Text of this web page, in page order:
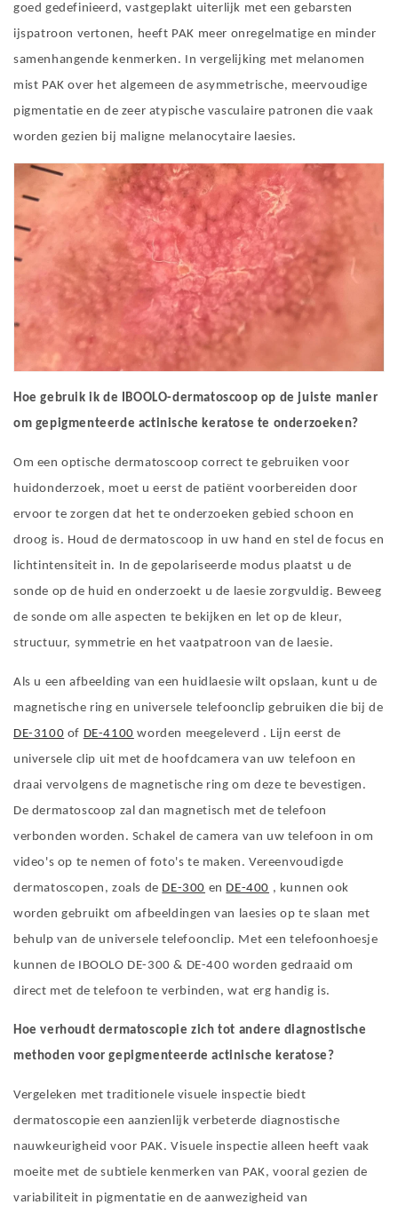
goed gedefinieerd, vastgeplakt uiterlijk met een gebarsten
ijspatroon vertonen, heeft PAK meer onregelmatige en minder
samenhangende kenmerken. In vergelijking met melanomen
mist PAK over het algemeen de asymmetrische, meervoudige
pigmentatie en de zeer atypische vasculaire patronen die vaak
worden gezien bij maligne melanocytaire laesies.
Hoe gebruik ik de IBOOLO-dermatoscoop op de juiste manier
om gepigmenteerde actinische keratose te onderzoeken?
Om een ​​optische dermatoscoop correct te gebruiken voor
huidonderzoek, moet u eerst de patiënt voorbereiden door
ervoor te zorgen dat het te onderzoeken gebied schoon en
droog is. Houd de dermatoscoop in uw hand en stel de focus en
lichtintensiteit in. In de gepolariseerde modus plaatst u de
sonde op de huid en onderzoekt u de laesie zorgvuldig. Beweeg
de sonde om alle aspecten te bekijken en let op de kleur,
structuur, symmetrie en het vaatpatroon van de laesie.
Als u een afbeelding van een huidlaesie wilt opslaan, kunt u de
magnetische ring en universele telefoonclip gebruiken die bij de
DE-3100 of DE-4100 worden meegeleverd . Lijn eerst de
universele clip uit met de hoofdcamera van uw telefoon en
draai vervolgens de magnetische ring om deze te bevestigen.
De dermatoscoop zal dan magnetisch met de telefoon
verbonden worden. Schakel de camera van uw telefoon in om
video's op te nemen of foto's te maken.Vereenvoudigde
dermatoscopen, zoals de DE-300 en DE-400 , kunnen ook
worden gebruikt om afbeeldingen van laesies op te slaan met
behulp van de universele telefoonclip. Met een telefoonhoesje
kunnen de IBOOLO DE-300 & DE-400 worden gedraaid om
direct met de telefoon te verbinden, wat erg handig is.
Hoe verhoudt dermatoscopie zich tot andere diagnostische
methoden voor gepigmenteerde actinische keratose?
Vergeleken met traditionele visuele inspectie biedt
dermatoscopie een aanzienlijk verbeterde diagnostische
nauwkeurigheid voor PAK. Visuele inspectie alleen heeft vaak
moeite met de subtiele kenmerken van PAK, vooral gezien de
variabiliteit in pigmentatie en de aanwezigheid van